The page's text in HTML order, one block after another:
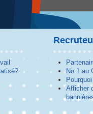
No 1 au
Afficher